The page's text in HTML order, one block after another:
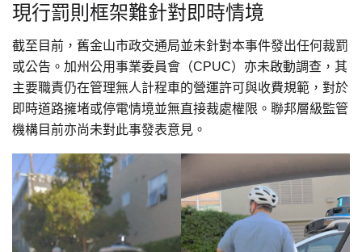
現行罰則框架難針對即時情境
截至目前，舊金山市政交通局並未針對本事件發出任何裁罰
或公告。加州公用事業委員會（CPUC）亦未啟動調查，其
主要職責仍在管理無人計程車的營運許可與收費規範，對於
即時道路擁堵或停電情境並無直接裁處權限。聯邦層級監管
機構目前亦尚未對此事發表意見。